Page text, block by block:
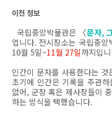
이전 정보
국립중앙박물관은 〈문자,
엽니다. 전시장소는 국립중
10월 5일~11월 27일까지입
인간이 문자를 사용한다는
초기에 인간은 기록을 주관
없어, 군장 혹은 제사장들이
하는 방식을 택했습니다.